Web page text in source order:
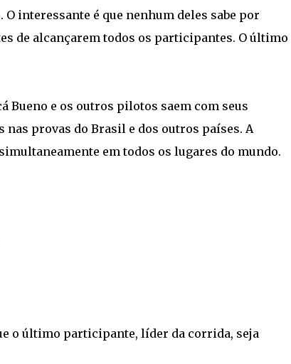
interessante é que nenhum deles sabe por
de alcançarem todos os participantes. O último
Bueno e os outros pilotos saem com seus
provas do Brasil e dos outros países. A
em todos os lugares do mundo.
o último participante, líder da corrida, seja